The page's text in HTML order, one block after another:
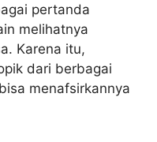
pertanda
melihatnya
Karena itu,
dari berbagai
menafsirkannya